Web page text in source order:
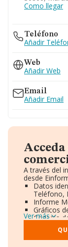
Como llegar
Teléfono
Añadir
Web
Añadir Web
Email
Añadir Email
A través del
desde
Datos
Teléfono,
Informe
Gráficos
Consejo
Ver más